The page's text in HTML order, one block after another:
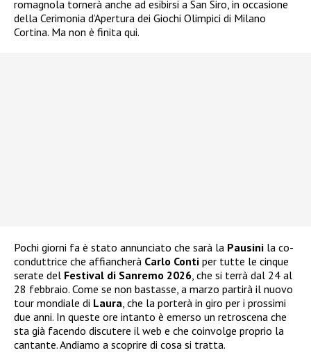
romagnola tornerà anche ad esibirsi a San Siro, in occasione
della Cerimonia d’Apertura dei Giochi Olimpici di Milano
Cortina. Ma non è finita qui.
Pochi giorni fa è stato annunciato che sarà la Pausini la co-
conduttrice che affiancherà Carlo Conti per tutte le cinque
serate del Festival di Sanremo 2026 , che si terrà dal 24 al
28 febbraio. Come se non bastasse, a marzo partirà il nuovo
tour mondiale di Laura , che la porterà in giro per i prossimi
due anni. In queste ore intanto è emerso un retroscena che
sta già facendo discutere il web e che coinvolge proprio la
cantante. Andiamo a scoprire di cosa si tratta.